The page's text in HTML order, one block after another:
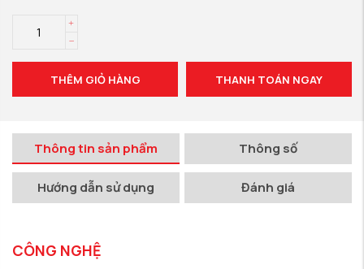
THÊM GIỎ HÀNG THANH TOÁN NGAY
Thông tin sản phẩm Thông số
Hướng dẫn sử dụng Đánh giá
CÔNG NGHỆ